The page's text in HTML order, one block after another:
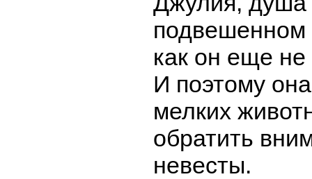
подвешенном
как он еще
И поэтому
мелких
обратить
невесты.